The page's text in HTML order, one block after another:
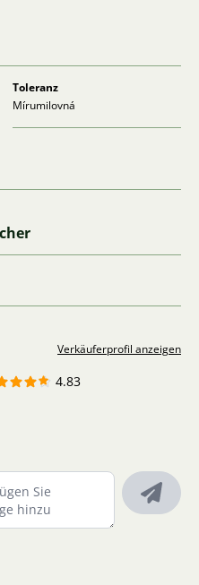
Toleranz
Mírumilovná
Verkäuferprofil anzeigen
4.83